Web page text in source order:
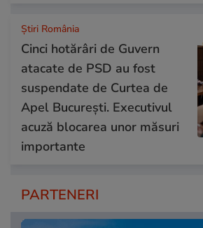
Știri România
Cinci hotărâri de Guvern
atacate de PSD au fost
suspendate de Curtea de
Apel București. Executivul
acuză blocarea unor măsuri
importante
PARTENERI